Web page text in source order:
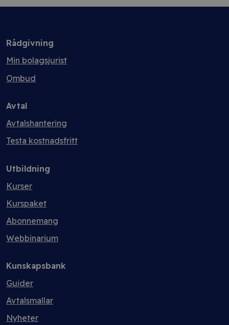
Rådgivning
Min bolagsjurist
Ombud
Avtal
Avtalshantering
Testa kostnadsfritt
Utbildning
Kurser
Kurspaket
Abonnemang
Webbinarium
Kunskapsbank
Guider
Avtalsmallar
Nyheter